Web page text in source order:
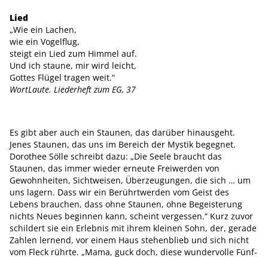
Lied
„Wie ein Lachen,
wie ein Vogelflug,
steigt ein Lied zum Himmel auf.
Und ich staune, mir wird leicht,
Gottes Flügel tragen weit.“
WortLaute. Liederheft zum EG, 37
Es gibt aber auch ein Staunen, das darüber hinausgeht.
Jenes Staunen, das uns im Bereich der Mystik begegnet.
Dorothee Sölle schreibt dazu: „Die Seele braucht das
Staunen, das immer wieder erneute Freiwerden von
Gewohnheiten, Sichtweisen, Überzeugungen, die sich … um
uns lagern. Dass wir ein Berührtwerden vom Geist des
Lebens brauchen, dass ohne Staunen, ohne Begeisterung
nichts Neues beginnen kann, scheint vergessen.“ Kurz zuvor
schildert sie ein Erlebnis mit ihrem kleinen Sohn, der, gerade
Zahlen lernend, vor einem Haus stehenblieb und sich nicht
vom Fleck rührte. „Mama, guck doch, diese wundervolle Fünf-